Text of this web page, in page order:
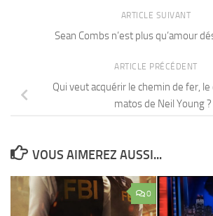
ARTICLE SUIVANT
Sean Combs n’est plus qu’amour
ARTICLE PRÉCÉDENT
Qui veut acquérir le chemin de fer,
matos de Neil Young ?
VOUS AIMEREZ AUSSI...
0